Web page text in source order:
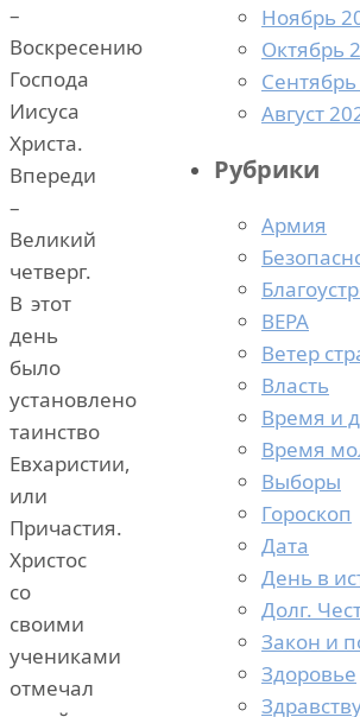
–
Воскресению
Господа
Иисуса
Христа.
Впереди
–
Великий
четверг.
В этот
день
было
установлено
таинство
Евхаристии,
или
Причастия.
Христос
со
своими
учениками
отмечал
Ноябрь
Октябрь
Август
Рубрики
Армия
ВЕРА
Ветер
Власть
Время и
Время
Выборы
Гороскоп
Дата
День в
Долг.
Закон и
Здоровье